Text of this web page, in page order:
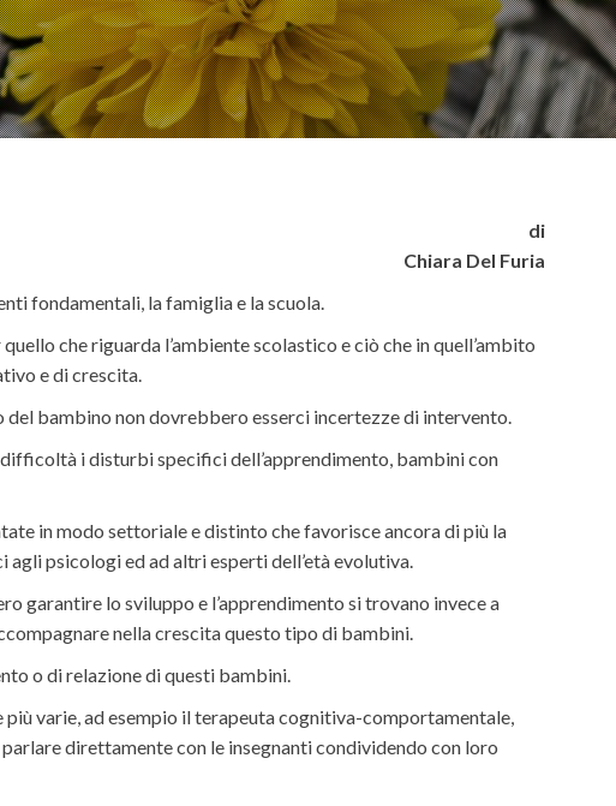
di
Chiara Del Furia
fondamentali, la famiglia e la scuola.
che riguarda l’ambiente scolastico e ciò che in quell’ambito
e di crescita.
bambino non dovrebbero esserci incertezze di intervento.
i disturbi specifici dell’apprendimento, bambini con
in modo settoriale e distinto che favorisce ancora di più la
psicologi ed ad altri esperti dell’età evolutiva.
garantire lo sviluppo e l’apprendimento si trovano invece a
nella crescita questo tipo di bambini.
o di relazione di questi bambini.
varie, ad esempio il terapeuta cognitiva-comportamentale,
direttamente con le insegnanti condividendo con loro